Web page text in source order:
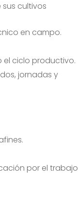
cultivos
en campo.
el ciclo productivo.
jornadas y
por el trabajo